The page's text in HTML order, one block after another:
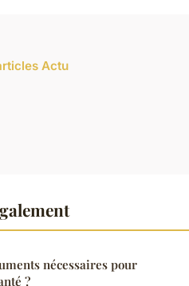
Actu
nécessaires pour
?